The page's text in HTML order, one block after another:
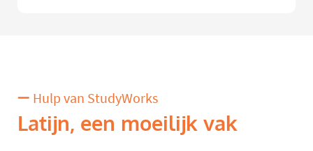
Hulp van StudyWorks
Latijn, een moeilijk vak